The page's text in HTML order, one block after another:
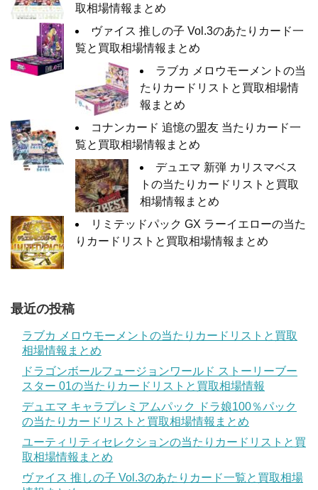
取相場情報まとめ
ヴァイス 推しの子 Vol.3のあたりカード一
覧と買取相場情報まとめ
ラブカ メロウモーメントの当
たりカードリストと買取相場情
報まとめ
コナンカード 追憶の盟友 当たりカード一
覧と買取相場情報まとめ
デュエマ 新弾 カリスマベス
トの当たりカードリストと買取
相場情報まとめ
リミテッドパック GX ラーイエローの当た
りカードリストと買取相場情報まとめ
最近の投稿
ラブカ メロウモーメントの当たりカードリストと買取
相場情報まとめ
ドラゴンボールフュージョンワールド ストーリーブー
スター 01の当たりカードリストと買取相場情報
デュエマ キャラプレミアムパック ドラ娘100％パック
の当たりカードリストと買取相場情報まとめ
ユーティリティセレクションの当たりカードリストと買
取相場情報まとめ
ヴァイス 推しの子 Vol.3のあたりカード一覧と買取相場